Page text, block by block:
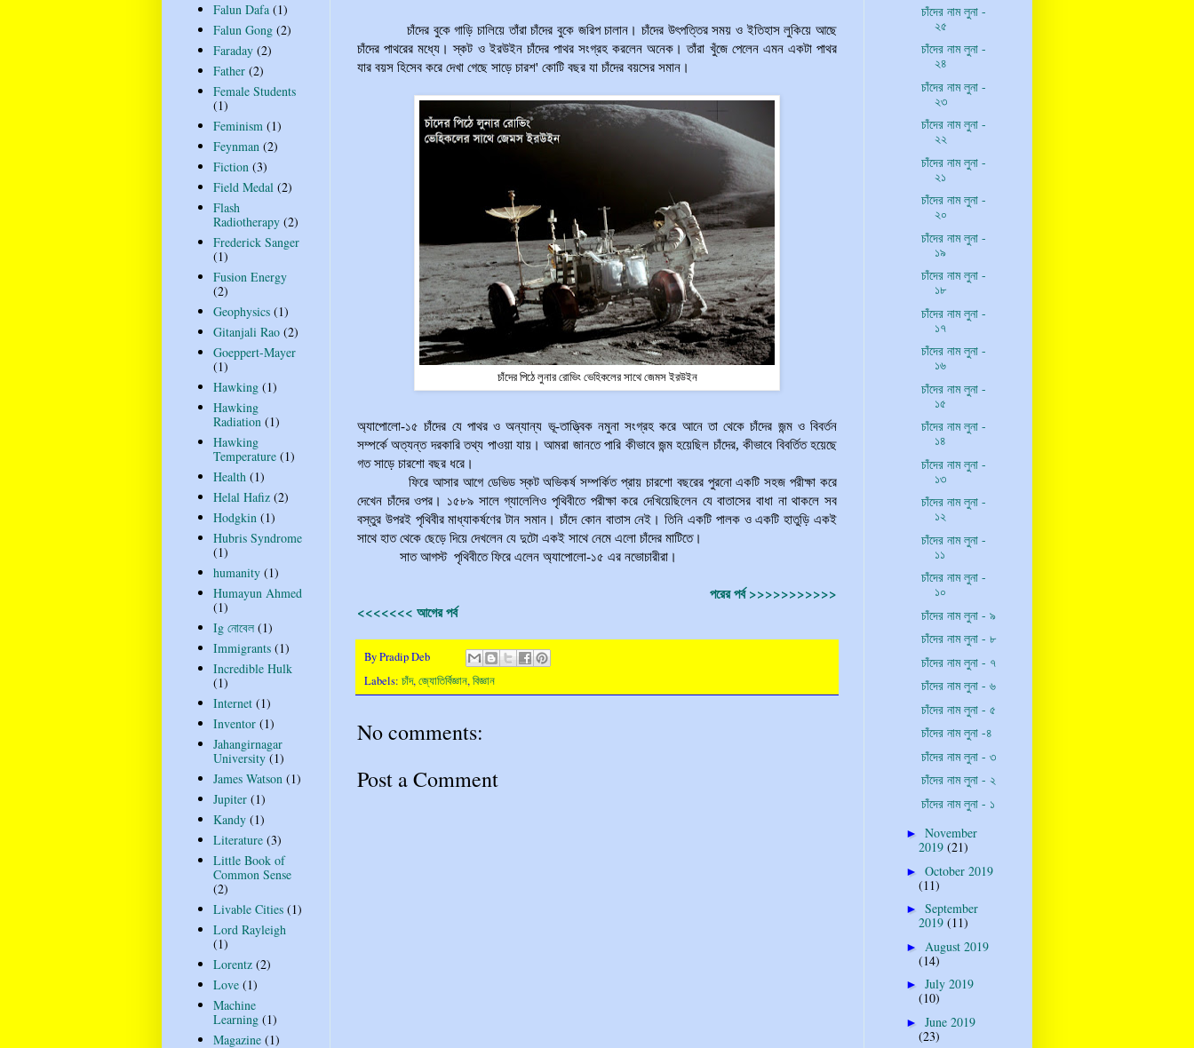
চাঁদের বুকে গাড়ি চালিয়ে তাঁরা চাঁদের বুকে জরিপ চালান। চাঁদের উৎপত্তির সময় ও ইতিহাস লুকিয়ে আছে
চাঁদের পাথরের মধ্যে। স্কট ও ইরউইন চাঁদের পাথর সংগ্রহ করলেন অনেক। তাঁরা খুঁজে পেলেন এমন একটা পাথর
যার বয়স হিসেব করে দেখা গেছে সাড়ে চারশ' কোটি বছর যা চাঁদের বয়সের সমান।
চাঁদের পিঠে লুনার রোভিং ভেহিকলের সাথে জেমস ইরউইন
অ্যাপোলো-১৫ চাঁদের যে পাথর ও অন্যান্য ভূ-তাত্ত্বিক নমুনা সংগ্রহ করে আনে তা থেকে চাঁদের জন্ম ও বিবর্তন
সম্পর্কে অত্যন্ত দরকারি তথ্য পাওয়া যায়। আমরা জানতে পারি কীভাবে জন্ম হয়েছিল চাঁদের, কীভাবে বিবর্তিত হয়েছে
গত সাড়ে চারশো বছর ধরে।
ফিরে আসার আগে ডেভিড স্কট অভিকর্ষ সম্পর্কিত প্রায় চারশো বছরের পুরনো একটি সহজ পরীক্ষা করে
দেখেন চাঁদের ওপর। ১৫৮৯ সালে গ্যালেলিও পৃথিবীতে পরীক্ষা করে দেখিয়েছিলেন যে বাতাসের বাধা না থাকলে সব
বস্তুর উপরই পৃথিবীর মাধ্যাকর্ষণের টান সমান। চাঁদে কোন বাতাস নেই। তিনি একটি পালক ও একটি হাতুড়ি একই
সাথে হাত থেকে ছেড়ে দিয়ে দেখলেন যে দুটো একই সাথে নেমে এলো চাঁদের মাটিতে।
সাত আগস্ট পৃথিবীতে ফিরে এলেন অ্যাপোলো-১৫ এর নভোচারীরা।
পরের পর্ব >>>>>>>>>>>
<<<<<<< আগের পর্ব
ByPradip Deb
Labels: চাঁদ,জ্যোতির্বিজ্ঞান,বিজ্ঞান
No comments:
Post a Comment
Falun Dafa (1)
Falun Gong (2)
Faraday (2)
Father (2)
Female Students
(1)
Feminism (1)
Feynman (2)
Fiction (3)
Field Medal (2)
Flash
Radiotherapy (2)
Frederick Sanger
(1)
Fusion Energy
(2)
Geophysics (1)
Gitanjali Rao (2)
Goeppert-Mayer
(1)
Hawking (1)
Hawking
Radiation (1)
Hawking
Temperature (1)
Health (1)
Helal Hafiz (2)
Hodgkin (1)
Hubris Syndrome
(1)
humanity (1)
Humayun Ahmed
(1)
Ig নোবেল (1)
Immigrants (1)
Incredible Hulk
(1)
Internet (1)
Inventor (1)
Jahangirnagar
University (1)
James Watson (1)
Jupiter (1)
Kandy (1)
Literature (3)
Little Book of
Common Sense
(2)
Livable Cities (1)
Lord Rayleigh
(1)
Lorentz (2)
Love (1)
Machine
Learning (1)
Magazine (1)
চাঁদের নাম লুনা -
২৫
চাঁদের নাম লুনা -
২৪
চাঁদের নাম লুনা -
২৩
চাঁদের নাম লুনা -
২২
চাঁদের নাম লুনা -
২১
চাঁদের নাম লুনা -
২০
চাঁদের নাম লুনা -
১৯
চাঁদের নাম লুনা -
১৮
চাঁদের নাম লুনা -
১৭
চাঁদের নাম লুনা -
১৬
চাঁদের নাম লুনা -
১৫
চাঁদের নাম লুনা -
১৪
চাঁদের নাম লুনা -
১৩
চাঁদের নাম লুনা -
১২
চাঁদের নাম লুনা -
১১
চাঁদের নাম লুনা -
১০
চাঁদের নাম লুনা - ৯
চাঁদের নাম লুনা - ৮
চাঁদের নাম লুনা - ৭
চাঁদের নাম লুনা - ৬
চাঁদের নাম লুনা - ৫
চাঁদের নাম লুনা -৪
চাঁদের নাম লুনা - ৩
চাঁদের নাম লুনা - ২
চাঁদের নাম লুনা - ১
► November
2019 (21)
► October 2019
(11)
► September
2019 (11)
► August 2019
(14)
► July 2019
(10)
► June 2019
(23)